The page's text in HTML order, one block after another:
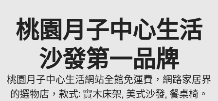
桃園月子中心生活
沙發第一品牌
桃園月子中心生活網站全館免運費，網路家居界
的選物店，款式: 實木床架, 美式沙發, 餐桌椅。